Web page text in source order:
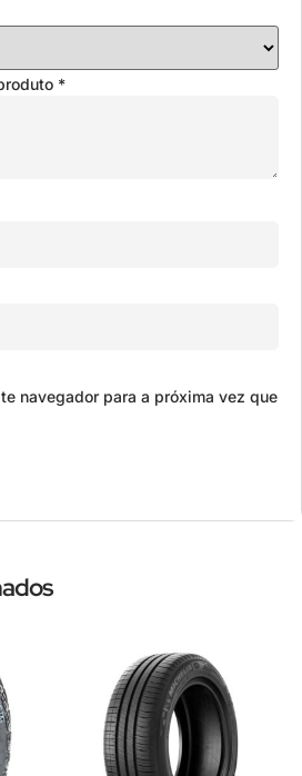
*
navegador para a próxima vez que